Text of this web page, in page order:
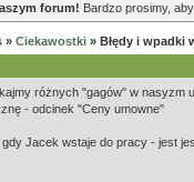
forum! Bardzo prosimy,
» Ciekawostki » Błędy i wpadki
różnych "gagów" w nasyzm
- odcinek "Ceny umowne"
Jacek wstaje do pracy - jest